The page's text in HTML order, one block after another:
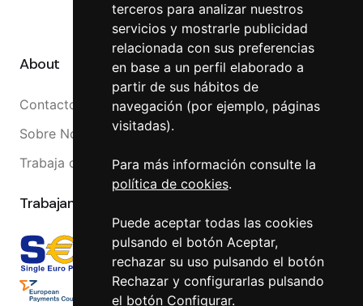
terceros para analizar nuestros
servicios y mostrarle publicidad
relacionada con sus preferencias
en base a un perfil elaborado a
partir de sus hábitos de
navegación (por ejemplo, páginas
visitadas).
Para más información consulte la
política de cookies.
Puede aceptar todas las cookies
pulsando el botón Aceptar,
rechazar su uso pulsando el botón
Rechazar y configurarlas pulsando
el botón Configurar.
Canal Externo
About
Contacto
Sobre Nosotros
Trabaja con nosotros
Trabajamos con